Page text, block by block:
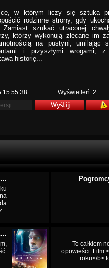
w którym liczy się sztuka
rodzinne strony, gdy
szukać utraconej
którzy wykonują zlecane im
na pustyni, umilając
i przyszłymi
historię...
15:55:38 Wyświetleń: 2
...
To całkiem
opowieści. Film
roku</b>